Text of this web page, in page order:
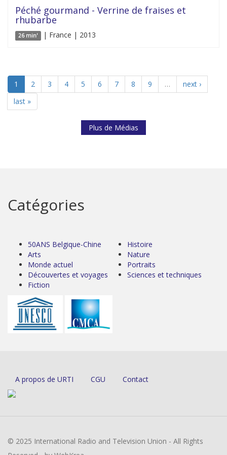
Péché gourmand - Verrine de fraises et
rhubarbe
26 min' | France | 2013
1 2 3 4 5 6 7 8 9 …
next ›
last »
Plus de Médias
Catégories
50ANS Belgique-Chine
Arts
Monde actuel
Découvertes et voyages
Fiction
Histoire
Nature
Portraits
Sciences et techniques
A propos de URTI CGU Contact
© 2025 International Radio and Television Union - All Rights